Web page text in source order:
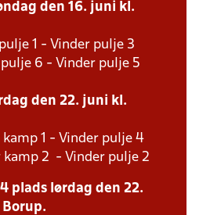
den 16. juni kl.
1 - Vinder pulje 3
6 - Vinder pulje 5
den 22. juni kl.
kamp 1 - Vinder pulje 4
kamp 2 - Vinder pulje 2
plads lørdag den 22.